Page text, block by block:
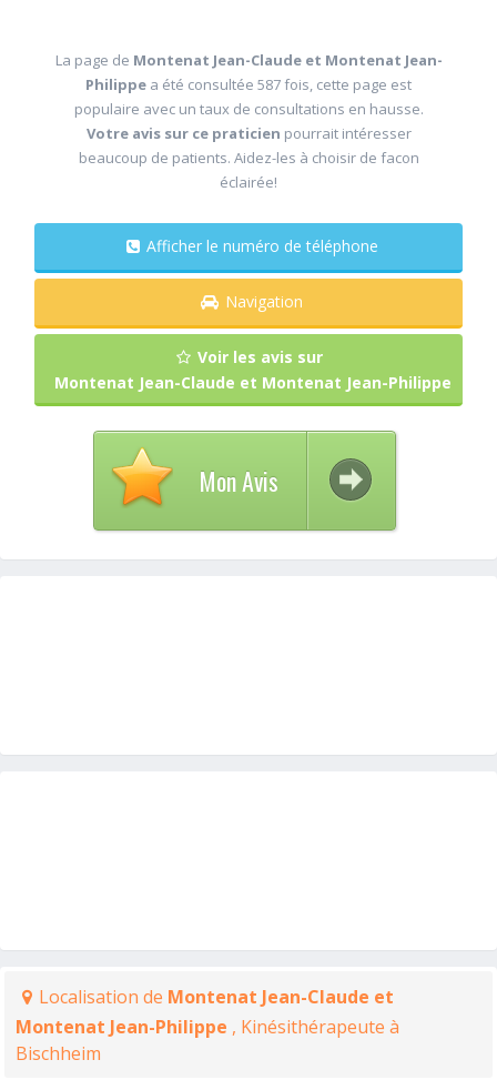
La page de Montenat Jean-Claude et Montenat Jean-
Philippe a été consultée 587 fois, cette page est
populaire avec un taux de consultations en hausse.
Votre avis sur ce praticien pourrait intéresser
beaucoup de patients. Aidez-les à choisir de facon
éclairée!
Afficher le numéro de téléphone
Navigation
Voir les avis sur
Montenat Jean-Claude et Montenat Jean-Philippe
Mon Avis
Localisation de Montenat Jean-Claude et
Montenat Jean-Philippe , Kinésithérapeute à
Bischheim